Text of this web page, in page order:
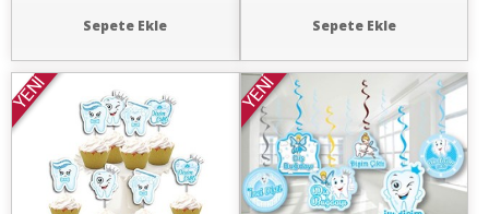
Sepete Ekle Sepete Ekle
YENİ YENİ